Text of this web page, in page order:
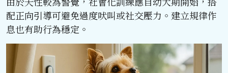
配正向引導可避免過度吠叫或社交壓力。建立規律作
息也有助行為穩定。